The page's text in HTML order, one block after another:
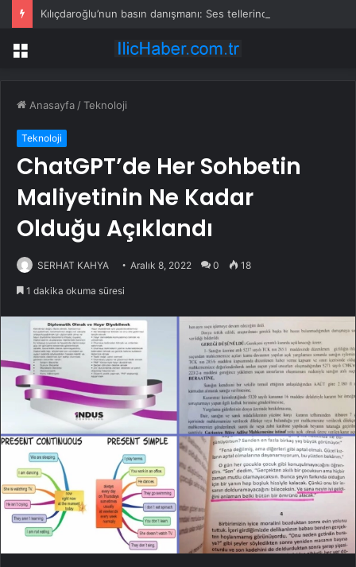
Menü
Anasayfa /Teknoloji
Teknoloji
ChatGPT’de Her Sohbetin
Maliyetinin Ne Kadar
Olduğu Açıklandı
SERHAT KAHYA Aralık 8, 2022 0 18
1 dakika okuma süresi